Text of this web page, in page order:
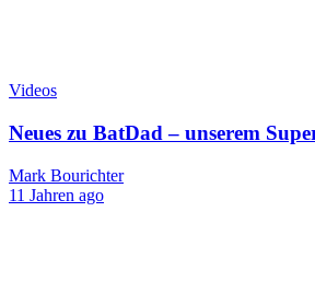
Videos
Neues zu BatDad – unserem
Mark Bourichter
11 Jahren ago